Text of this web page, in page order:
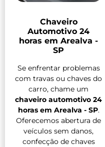
Chaveiro
Automotivo 24
horas em Arealva -
SP
Se enfrentar problemas
com travas ou chaves do
carro, chame um
chaveiro automotivo 24
horas em Arealva - SP.
Oferecemos abertura de
veículos sem danos,
confecção de chaves